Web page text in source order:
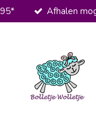
Afhalen